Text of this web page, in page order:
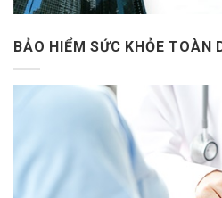
BẢO HIỂM SỨC KHỎE TOÀN